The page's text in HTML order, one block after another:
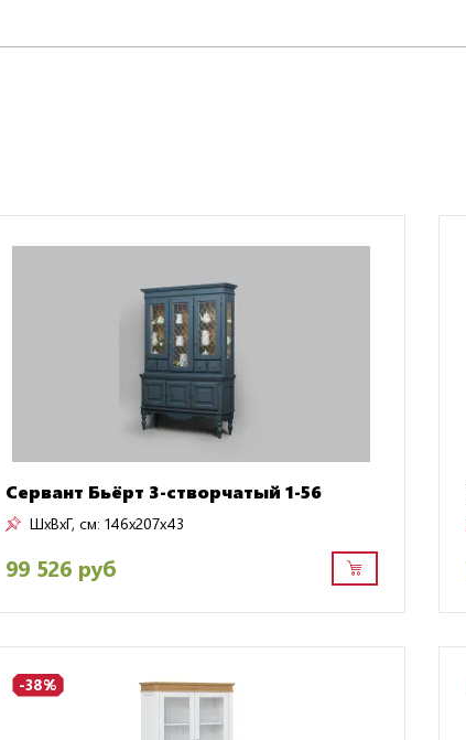
Сервант Бьёрт 3-створчатый 1-56
ШxВxГ, см: 146x207x43
99 526 руб
-38%